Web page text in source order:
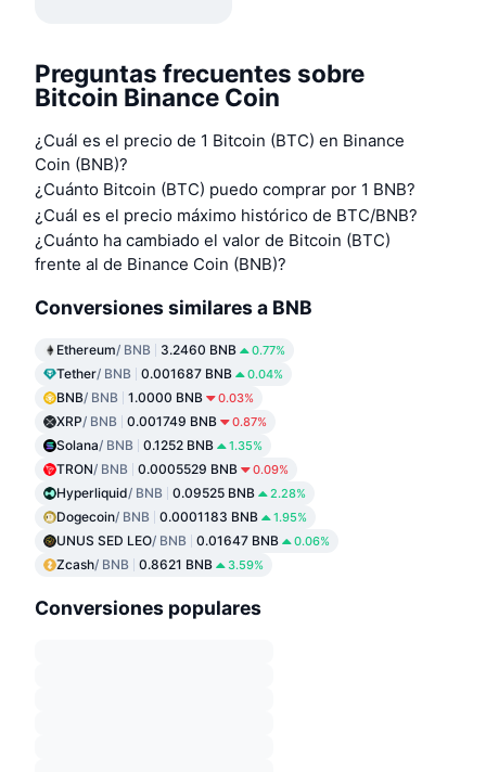
Preguntas frecuentes sobre
Bitcoin Binance Coin
¿Cuál es el precio de 1 Bitcoin (BTC) en Binance
Coin (BNB)?
¿Cuánto Bitcoin (BTC) puedo comprar por 1 BNB?
¿Cuál es el precio máximo histórico de BTC/BNB?
¿Cuánto ha cambiado el valor de Bitcoin (BTC)
frente al de Binance Coin (BNB)?
Conversiones similares a BNB
Ethereum/ BNB 3.2460 BNB 0.77%
Tether/ BNB 0.001687 BNB 0.04%
BNB/ BNB 1.0000 BNB 0.03%
XRP/ BNB 0.001749 BNB 0.87%
Solana/ BNB 0.1252 BNB 1.35%
TRON/ BNB 0.0005529 BNB 0.09%
Hyperliquid/ BNB 0.09525 BNB 2.28%
Dogecoin/ BNB 0.0001183 BNB 1.95%
UNUS SED LEO/ BNB 0.01647 BNB 0.06%
Zcash/ BNB 0.8621 BNB 3.59%
Conversiones populares